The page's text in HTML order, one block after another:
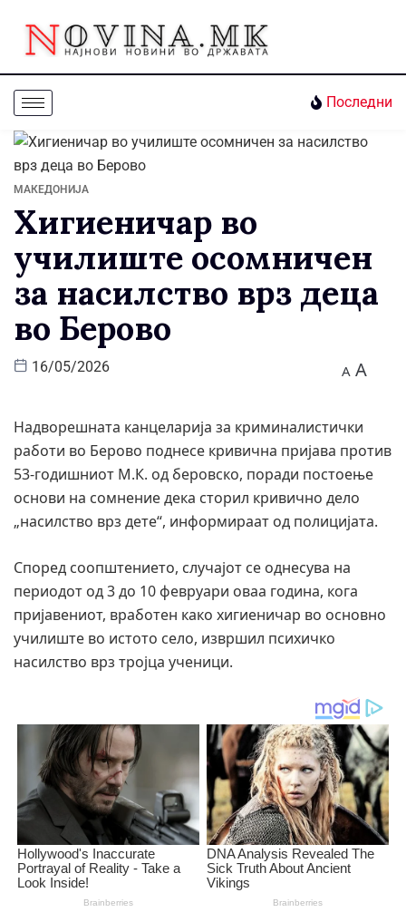
Последни
МАКЕДОНИЈА
Хигиеничар во
училиште осомничен
за насилство врз деца
во Берово
16/05/2026 A A
Надворешната канцеларија за криминалистички
работи во Берово поднесе кривична пријава против
53-годишниот М.К. од беровско, поради постоење
основи на сомнение дека сторил кривично дело
„насилство врз дете“, информираат од полицијата.
Според соопштението, случајот се однесува на
периодот од 3 до 10 февруари оваа година, кога
пријавениот, вработен како хигиеничар во основно
училиште во истото село, извршил психичко
насилство врз тројца ученици.